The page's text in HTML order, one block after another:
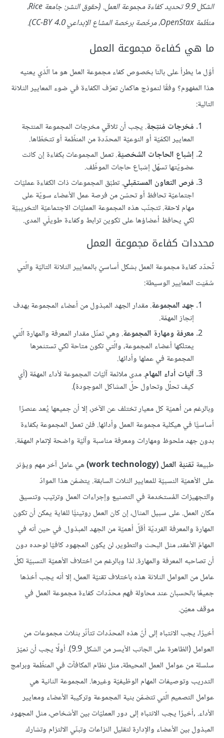
الشكل 9.9 تحديد كفاءة مجموعة العمل. (حقوق النشر: جامعة Rice،
منظّمة OpenStax، مرخّصة برخصة المشاع الإبداعيّ CC-BY 4.0).
ما هي كفاءة مجموعة العمل
أوّل ما يطرأ على بالنا بخصوص كفاء مجموعة العمل هو ما الّذي يعنيه
هذا المفهوم؟ وفقًا لنموذج هاكمان تعرّف الكفاءة في ضوء المعايير الثلاثة
التالية:
مُخرجات مُنتِجة. يجب أن تلاقي مخرجات المجموعة المنتجة
المعايير الكمّيّة أو النوعيّة المحدّدة من المنظّمة أو تتخطّاها.
إشباع الحاجات الشخصيّة. تعمل المجموعات بكفاءة إن كانت
عضويّتها تسهّل إشباع حاجات الموظّف.
فرص التعاون المستقبلي. تطبّق المجموعات ذات الكفاءة عمليّات
اجتماعيّة تحافظ أو تحسّن من فرصة عمل الأعضاء سويّة على
مهام لاحقة. تتجنّب هذه المجموعة العمليّات الاجتماعيّة التخريبيّة
لكي يحافظ أعضاؤها على تكوين ترابط وكفاءة طويلَي المدى.
محددات كفاءة مجموعة العمل
تُحدّد كفاءة مجموعة العمل بشكل أساسيّ بالمعايير الثلاثة التاليّة والّتي
سُمّيَت المعايير الوسيطة:
جهد المجموعة. مقدار الجهد المبذول من أعضاء المجموعة بهدف
إنجاز المهمّة.
معرفة ومهارة المجموعة. وهي تمثّل مقدار المعرفة والمهارة الّتي
يمتلكها أعضاء المجموعة، والّتي تكون متاحة لكي تستثمرها
المجموعة في عملها وأدائها.
آليّات أداء المهام. مدى ملائمة آليّات المجموعة لأداء المهمّة (أي
كيف تحلّل وتحاول حلّ المشاكل الموجودة).
وبالرغم من أهميّة كل معيار تختلف عن الآخر، إلا أن جميعها يُعد عنصرًا
أساسيًّا في هيكلية مجموعة العمل وأدائها. فلن تعمل المجموعة بكفاءة
بدون جهد ملحوظ ومهارات ومعرفة مناسبة وآليّة واضحة لإتمام المهمّة.
طبيعة تقنيّة العمل (work technology)
هي عامل آخر مهم ويؤثر
على الأهميّة النسبيّة للمعايير الثلاث السابقة. يتضمّن هذا الموادّ
والتجهيزات المُستخدمة في التصنيع وإجراءات العمل وترتيب وتنسيق
مكان العمل. على سبيل المثال، إن كان العمل روتينيًّا للغاية يمكن أن تكون
المهارة والمعرفة الفرديّة أقلّ أهميّة من الجهد المبذول. في حين أنه في
المهامّ الأعقد، مثل البحث والتطوير، لن يكون المجهود كافيًا لوحده دون
أن تصاحبه المعرفة والمهارة. لذا وبالرغم من اختلاف الأهميّة النسبيّة لكلّ
عامل من العوامل الثلاثة هذه باختلاف تقنيّة العمل، إلا أنه يجب أخذها
جميعًا بالحسبان عند محاولة فهم محدّدات كفاءة مجموعة العمل في
موقف معيّن.
أخيرًا، يجب الانتباه إلى أنّ هذه المحدّدات تتأثّر بثلاث مجموعات من
العوامل (الظاهرة على الجانب الأيسر من الشكل 9.9). أولًا يجب أن نميّز
سلسلة من عوامل العمل المحيطة، مثل نظام المكافآت في المنظّمة وبرامج
التدريب وتوصيفات المهام الوظيفيّة وغيرها. المجموعة الثانية هي
عوامل التصميم الّتي تتضمّن بنية المجموعة وتركيبة الأعضاء ومعايير
الأداء. ,أخيرًا يجب الانتباه إلى دور العمليّات بين الأشخاص، مثل المجهود
المبذول بين الأعضاء والإدارة لتقليل النزاعات وتبنّي الالتزام وتشارك